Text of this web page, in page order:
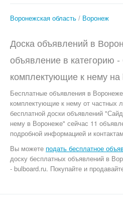
Воронежская область Воронеж
Доска объявлений в
объявление в категорию -
комплектующие к нему на
Бесплатные объявления в
комплектующие к нему от частных
бесплатной доски объявлений
нему в Воронеже" сейчас 11
подробной информацией и
Вы можете подать бесплатное
доску бесплатных объявлений в
- bulboard.ru. Покупайте и